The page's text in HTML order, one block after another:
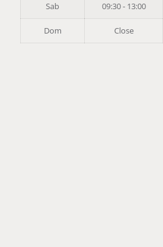
Sab 09:30 - 13:00
Dom Close